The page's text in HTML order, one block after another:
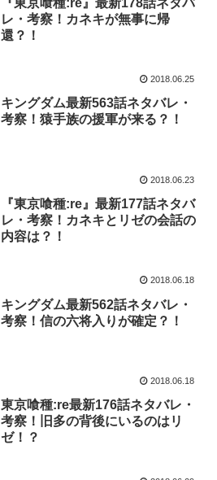
レ・考察！カネキが無事に帰
還？！
2018.06.25
キングダム最新563話ネタバレ・
考察！猿手族の援軍が来る？！
2018.06.23
『東京喰種:re』最新177話ネタバ
レ・考察！カネキとリゼの会話の
内容は？！
2018.06.18
キングダム最新562話ネタバレ・
考察！信の六将入りが確定？！
2018.06.18
東京喰種:re最新176話ネタバレ・
考察！旧多の背後にいるのはリ
ゼ！？